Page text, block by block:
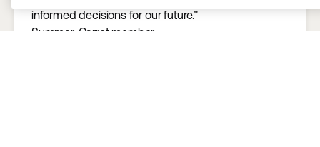
informed decisions for our future.”
Summer, Carrot member